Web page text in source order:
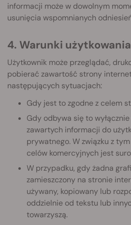
informacji może w dowolnym
usunięcia wspomnianych
4. Warunki
Użytkownik może przeglądać,
pobierać zawartość strony
następujących sytuacjach:
Gdy jest to zgodne z celem
Gdy odbywa się to
zawartych informacji do
prywatnego. W związku z
celów komercyjnych jest
W przypadku, gdy żadna
zamieszczony na stronie
używany, kopiowany lub
oddzielnie od tekstu lub
towarzyszą.